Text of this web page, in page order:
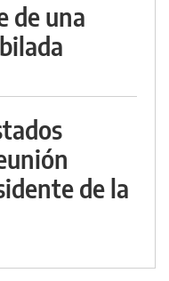
de una
de la